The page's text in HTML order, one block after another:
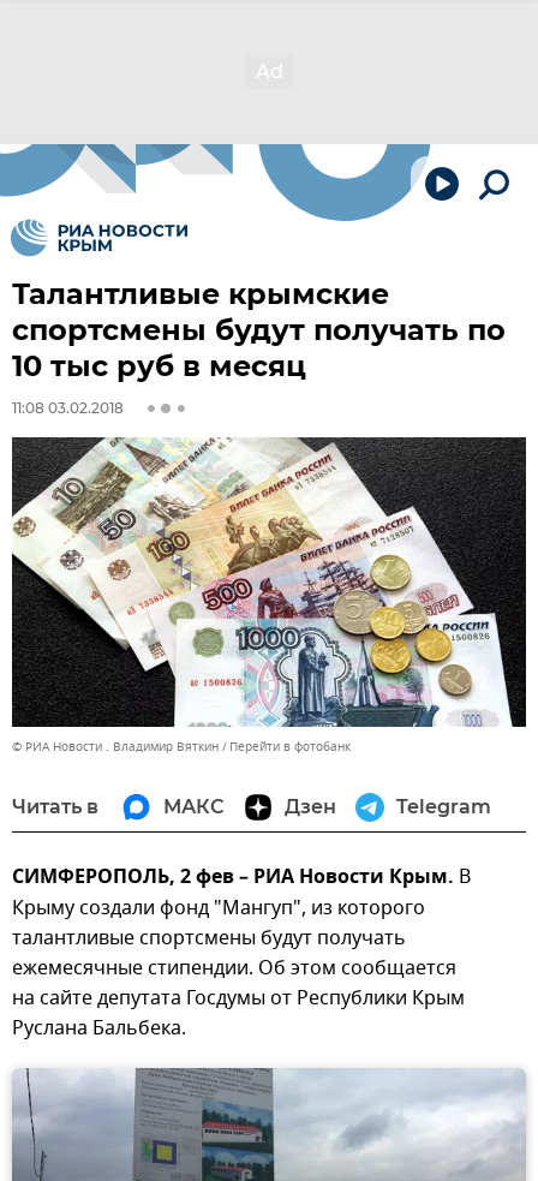
Талантливые крымские
спортсмены будут получать по
10 тыс руб в месяц
11:08 03.02.2018
© РИА Новости . Владимир Вяткин Перейти в фотобанк
Читать в МАКС Дзен Telegram
СИМФЕРОПОЛЬ, 2 фев – РИА Новости Крым. В
Крыму создали фонд "Мангуп", из которого
талантливые спортсмены будут получать
ежемесячные стипендии. Об этом сообщается
на сайте депутата Госдумы от Республики Крым
Руслана Бальбека.